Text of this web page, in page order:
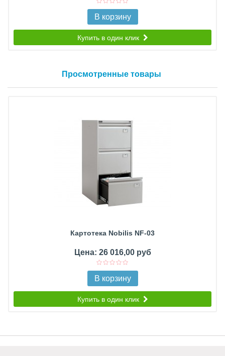
В корзину
Купить в один клик
Просмотренные товары
Картотека Nobilis NF-03
Цена: 26 016,00 руб
В корзину
Купить в один клик